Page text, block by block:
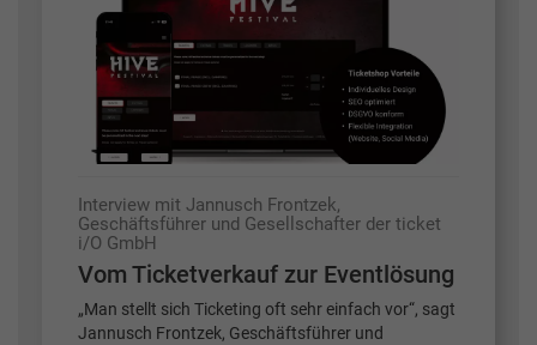
Interview mit Jannusch Frontzek,
Geschäftsführer und Gesellschafter der ticket
i/O GmbH
Vom Ticketverkauf zur Eventlösung
„Man stellt sich Ticketing oft sehr einfach vor“, sagt
Jannusch Frontzek, Geschäftsführer und